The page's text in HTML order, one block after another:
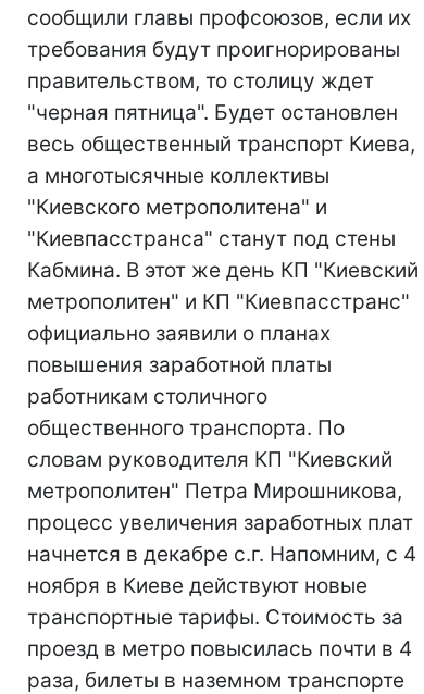
сообщили главы профсоюзов, если их
требования будут проигнорированы
правительством, то столицу ждет
"черная пятница". Будет остановлен
весь общественный транспорт Киева,
а многотысячные коллективы
"Киевского метрополитена" и
"Киевпасстранса" станут под стены
Кабмина. В этот же день КП "Киевский
метрополитен" и КП "Киевпасстранс"
официально заявили о планах
повышения заработной платы
работникам столичного
общественного транспорта. По
словам руководителя КП "Киевский
метрополитен" Петра Мирошникова,
процесс увеличения заработных плат
начнется в декабре с.г. Напомним, с 4
ноября в Киеве действуют новые
транспортные тарифы. Стоимость за
проезд в метро повысилась почти в 4
раза, билеты в наземном транспорте